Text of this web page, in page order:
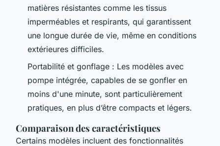
matières résistantes comme les tissus
imperméables et respirants, qui garantissent
une longue durée de vie, même en conditions
extérieures difficiles.
Portabilité et gonflage : Les modèles avec
pompe intégrée, capables de se gonfler en
moins d'une minute, sont particulièrement
pratiques, en plus d’être compacts et légers.
Comparaison des caractéristiques
Certains modèles incluent des fonctionnalités